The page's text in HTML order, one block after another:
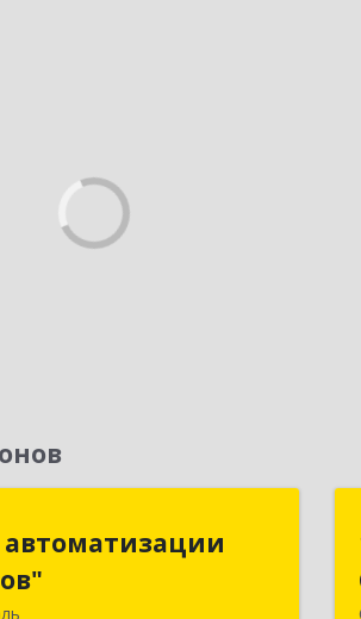
"Кутузов"